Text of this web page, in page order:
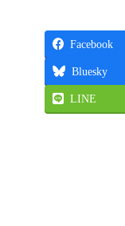
Facebook
Bluesky
LINE